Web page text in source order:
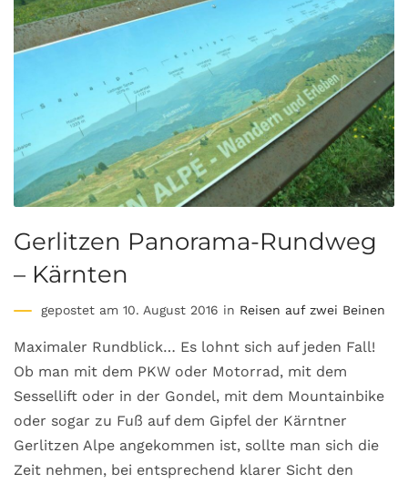
Gerlitzen Panorama-Rundweg
– Kärnten
gepostet am 10. August 2016 in Reisen auf zwei Beinen
Maximaler Rundblick… Es lohnt sich auf jeden Fall!
Ob man mit dem PKW oder Motorrad, mit dem
Sessellift oder in der Gondel, mit dem Mountainbike
oder sogar zu Fuß auf dem Gipfel der Kärntner
Gerlitzen Alpe angekommen ist, sollte man sich die
Zeit nehmen, bei entsprechend klarer Sicht den